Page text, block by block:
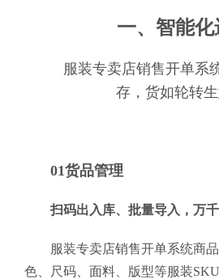
一、智能
服装专卖店销售开单系
存，货如轮转
01货品管理
扫码出入库、批量导入，万
服装专卖店销售开单系统商
色、尺码、面料、版型等服装